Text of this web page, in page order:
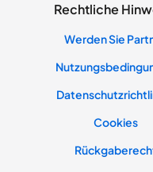
Rechtliche
Werden Sie
Cookies